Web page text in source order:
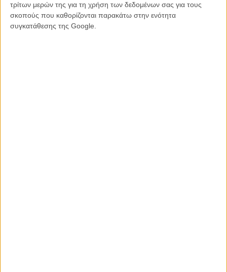
τρίτων μερών της για τη χρήση των δεδομένων σας για τους
σκοπούς που καθορίζονται παρακάτω στην ενότητα
συγκατάθεσης της Google.
Μετά από όλη αυτή την αναμονή η Apple ανακοίνωσε, πριν λίγο